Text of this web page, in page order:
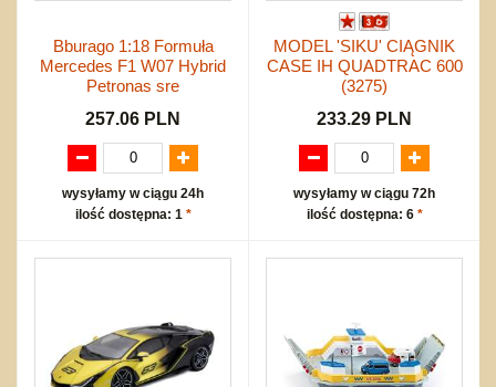
Bburago 1:18 Formuła
Mercedes F1 W07 Hybrid
Petronas sre
257.06 PLN
wysyłamy w ciągu 24h
ilość dostępna: 1 *
MODEL 'SIKU' CIĄGNIK
CASE IH QUADTRAC 600
(3275)
233.29 PLN
wysyłamy w ciągu 72h
ilość dostępna: 6 *